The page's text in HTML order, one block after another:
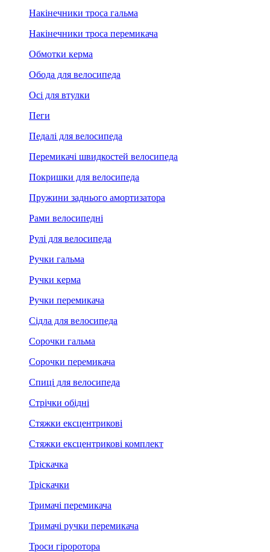
Накінечники троса гальма
Накінечники троса перемикача
Обмотки керма
Обода для велосипеда
Осі для втулки
Пеги
Педалі для велосипеда
Перемикачі швидкостей велосипеда
Покришки для велосипеда
Пружини заднього амортизатора
Рами велосипедні
Рулі для велосипеда
Ручки гальма
Ручки керма
Ручки перемикача
Сідла для велосипеда
Сорочки гальма
Сорочки перемикача
Спиці для велосипеда
Стрічки обідні
Стяжки ексцентрикові
Стяжки ексцентрикові комплект
Тріскачка
Тріскачки
Тримачі перемикача
Тримачі ручки перемикача
Троси гіроротора